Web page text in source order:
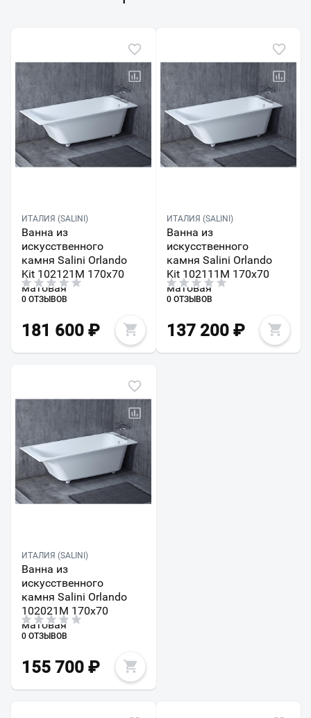
ИТАЛИЯ (SALINI)
Ванна из
искусственного
камня Salini Orlando
Kit 102121M 170х70
матовая
0 ОТЗЫВОВ
181 600 ₽
ИТАЛИЯ (SALINI)
Ванна из
искусственного
камня Salini Orlando
Kit 102111M 170х70
матовая
0 ОТЗЫВОВ
137 200₽
ИТАЛИЯ (SALINI)
Ванна из
искусственного
камня Salini Orlando
102021M 170х70
матовая
0 ОТЗЫВОВ
155 700 ₽